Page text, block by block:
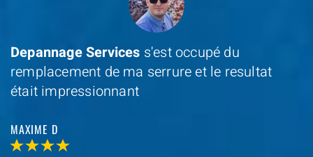
Depannage Services s'est occupé du
remplacement de ma serrure et le resultat
était impressionnant
MAXIME D